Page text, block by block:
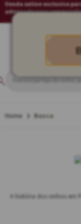
Venda online exclusiva
adequado para
Busca